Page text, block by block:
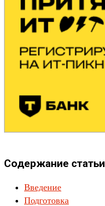
Содержание статьи
Введение
Подготовка